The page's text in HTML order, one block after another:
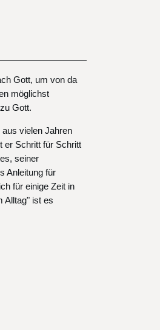
Gott, um von da
möglichst
Gott.
vielen Jahren
er Schritt für Schritt
seiner
Anleitung für
für einige Zeit in
Alltag" ist es